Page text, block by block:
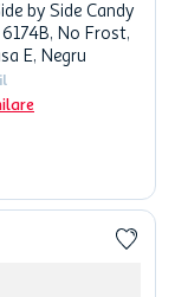
by Side Candy
6174B, No Frost,
E, Negru